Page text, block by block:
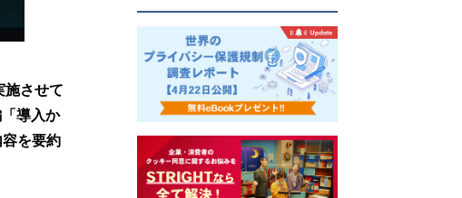
させて
導入か
を要約